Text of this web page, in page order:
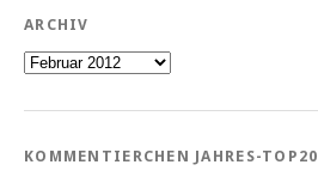
ARCHIV
Archiv
KOMMENTIERCHEN JAHRES-TOP20